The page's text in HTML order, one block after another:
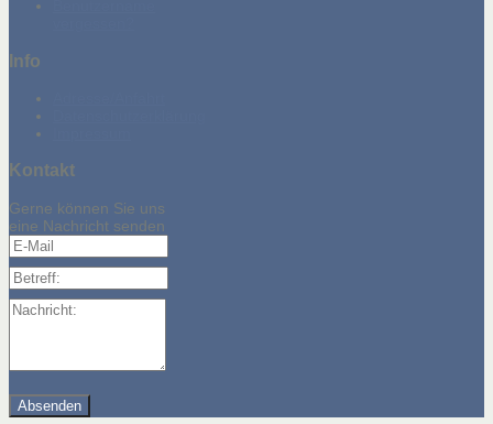
Info
Kontakt
Gerne können Sie uns
eine Nachricht senden
E-Mail
Betreff:
Nachricht: